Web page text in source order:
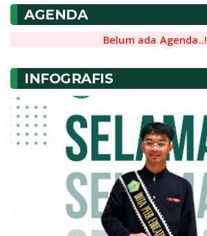
AGENDA
Belum ada Agenda..!
INFOGRAFIS